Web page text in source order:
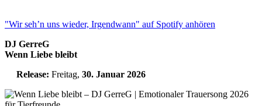
"Wir seh’n uns wieder, Irgendwann" auf Spotify anhören
DJ GerreG
Wenn Liebe bleibt
Release: Freitag, 30. Januar 2026